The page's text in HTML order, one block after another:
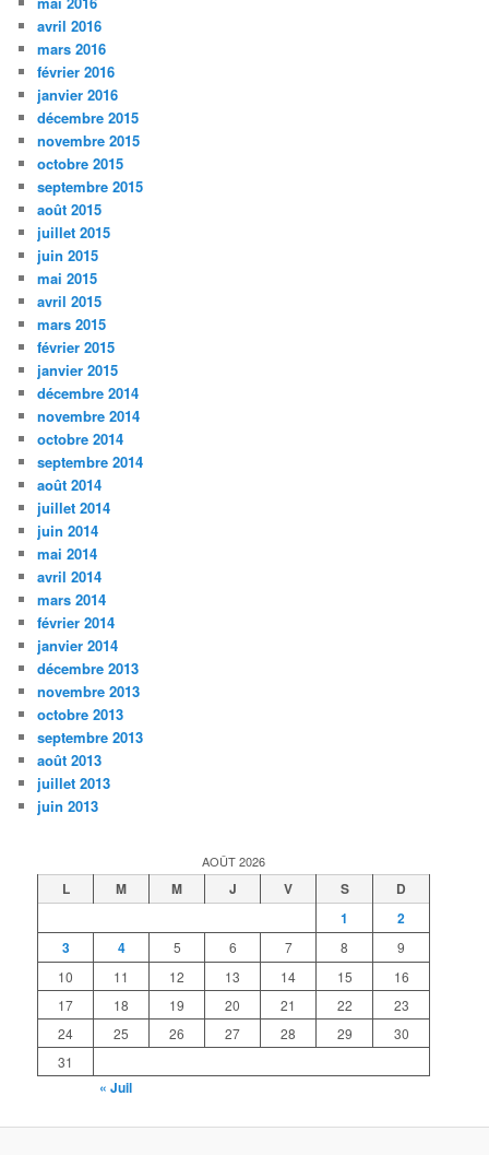
avril 2016
mars 2016
février 2016
janvier 2016
décembre 2015
novembre 2015
octobre 2015
septembre 2015
août 2015
juillet 2015
juin 2015
mai 2015
avril 2015
mars 2015
février 2015
janvier 2015
décembre 2014
novembre 2014
octobre 2014
septembre 2014
août 2014
juillet 2014
juin 2014
mai 2014
avril 2014
mars 2014
février 2014
janvier 2014
décembre 2013
novembre 2013
octobre 2013
septembre 2013
août 2013
juillet 2013
juin 2013
AOÛT 2026
L M M J V S
D
1
2
3
4 5 6 7 8
9
10
11 12 13 14 15
16
17
18 19 20 21 22
23
24
25 26 27 28 29
30
31
« Juil